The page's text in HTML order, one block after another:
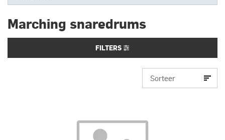
Marching snaredrums
FILTERS